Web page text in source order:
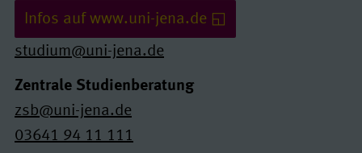
Infos auf www.uni-jena.de
studium@uni-jena.de
Zentrale Studienberatung
zsb@uni-jena.de
03641 94 11 111